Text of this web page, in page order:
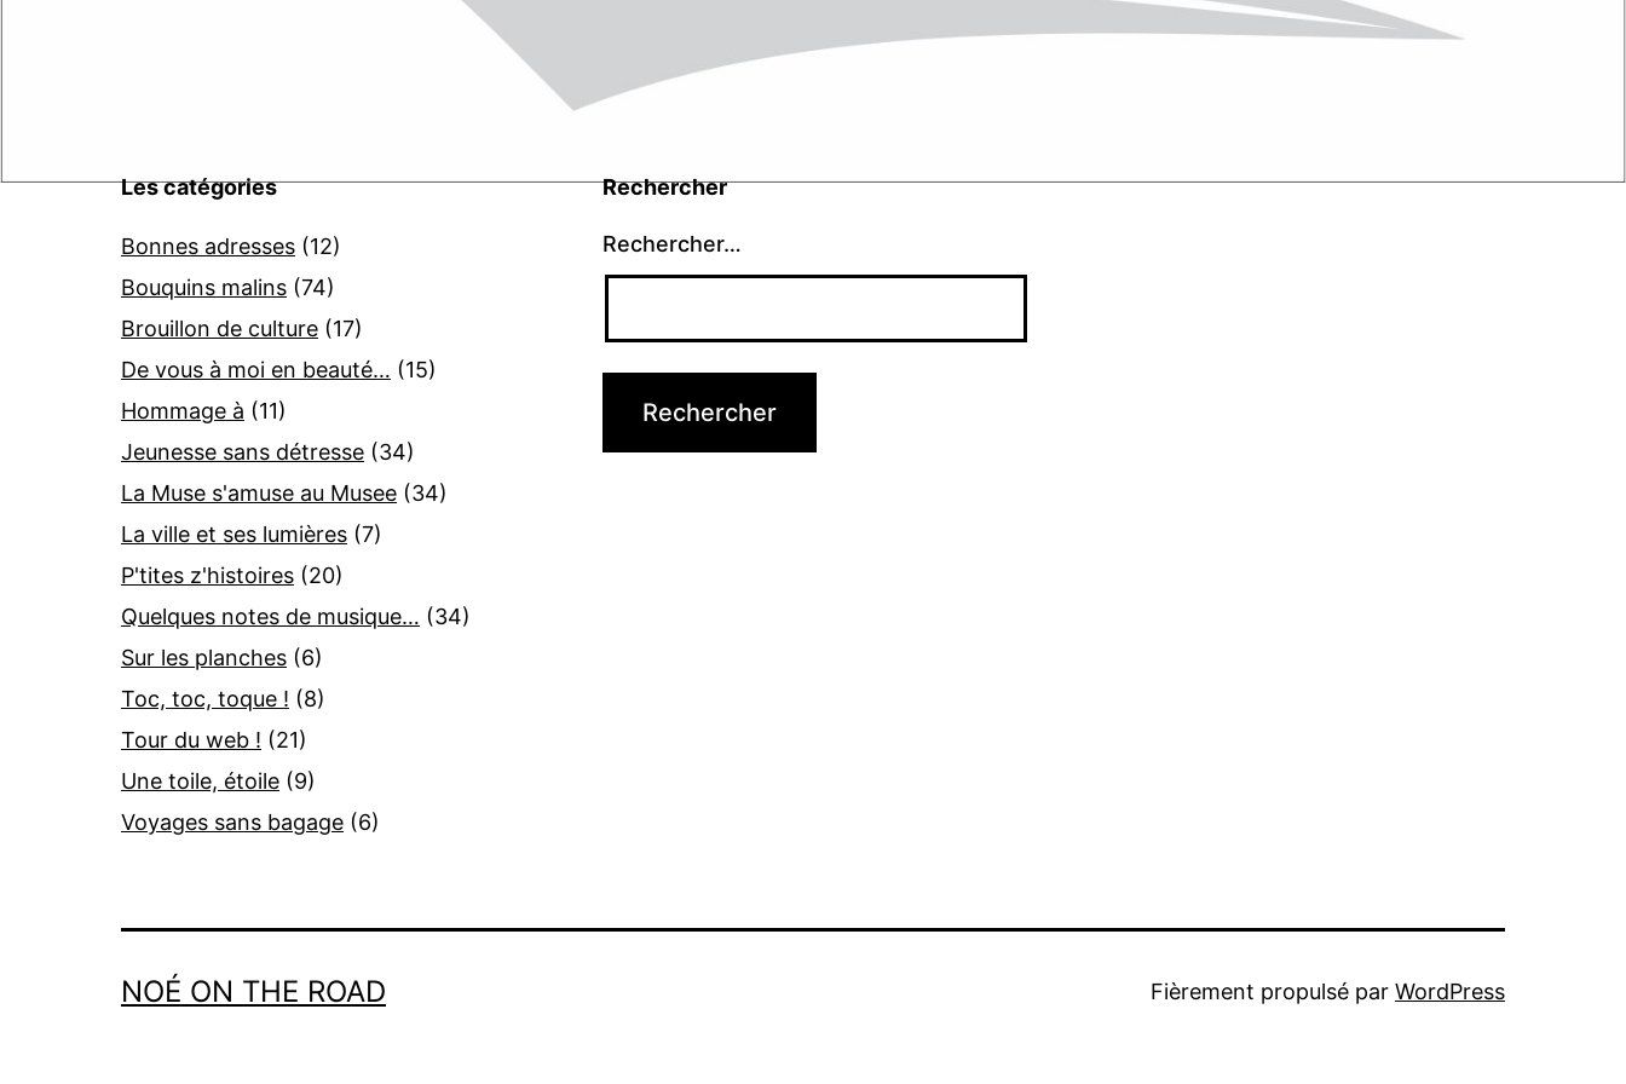
Les catégories
Bonnes adresses (12)
Bouquins malins (74)
Brouillon de culture (17)
De vous à moi en beauté… (15)
Hommage à (11)
Jeunesse sans détresse (34)
La Muse s'amuse au Musee (34)
La ville et ses lumières (7)
P'tites z'histoires (20)
Quelques notes de musique… (34)
Sur les planches (6)
Toc, toc, toque ! (8)
Tour du web ! (21)
Une toile, étoile (9)
Voyages sans bagage (6)
Rechercher
Rechercher…
NOÉ ON THE ROAD Fièrement propulsé par WordPress